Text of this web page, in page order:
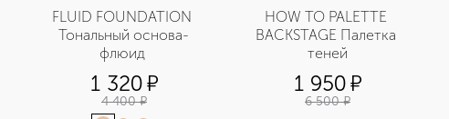
FLUID FOUNDATION
Тональный основа-
флюид
1 320¤
4 400 ¤
HOW TO PALETTE
BACKSTAGE Палетка
теней
1 950¤
6 500 ¤